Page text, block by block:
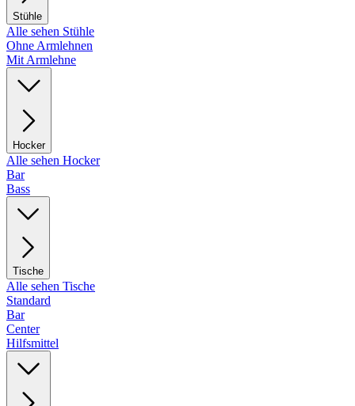
Stühle
Alle sehen Stühle
Ohne Armlehnen
Mit Armlehne
Hocker
Alle sehen Hocker
Bar
Bass
Tische
Alle sehen Tische
Standard
Bar
Center
Hilfsmittel